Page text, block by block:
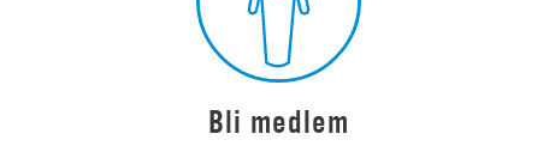
Bli medlem